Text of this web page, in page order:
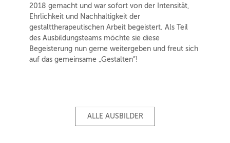
2018 gemacht und war sofort von der Intensität,
Ehrlichkeit und Nachhaltigkeit der
gestalttherapeutischen Arbeit begeistert. Als Teil
des Ausbildungsteams möchte sie diese
Begeisterung nun gerne weitergeben und freut sich
auf das gemeinsame „Gestalten”!
ALLE AUSBILDER